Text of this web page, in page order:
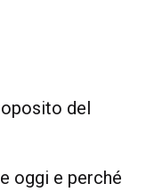
del
oggi e perché